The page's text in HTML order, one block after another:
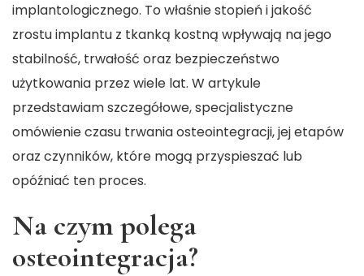
implantologicznego. To właśnie stopień i jakość
zrostu implantu z tkanką kostną wpływają na jego
stabilność, trwałość oraz bezpieczeństwo
użytkowania przez wiele lat. W artykule
przedstawiam szczegółowe, specjalistyczne
omówienie czasu trwania osteointegracji, jej etapów
oraz czynników, które mogą przyspieszać lub
opóźniać ten proces.
Na czym polega
osteointegracja?